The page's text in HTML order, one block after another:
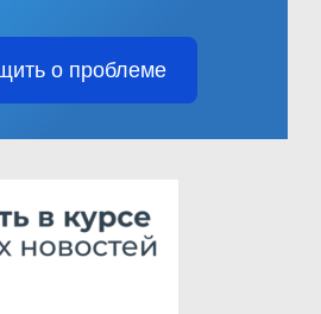
о проблеме